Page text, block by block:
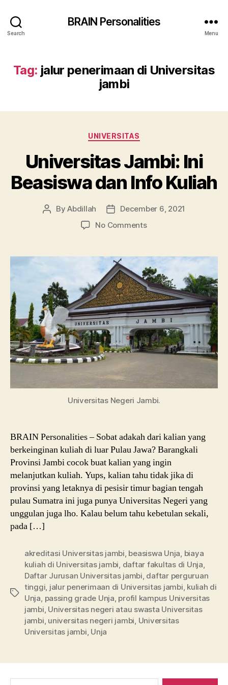
Search
BRAIN Personalities
Menu
Tag: jalur penerimaan di Universitas
jambi
Categories
UNIVERSITAS
Universitas Jambi: Ini
Beasiswa dan Info Kuliah
PostByAbdillah
Post
date
December 6, 2021
No Commentson
Ini
Beasiswa
dan
Info
Kuliah
Universitas Negeri Jambi.
BRAIN Personalities – Sobat adakah dari kalian yang
berkeinginan kuliah di luar Pulau Jawa? Barangkali
Provinsi Jambi cocok buat kalian yang ingin
melanjutkan kuliah. Yups, kalian tahu tidak jika di
provinsi yang letaknya di pesisir timur bagian tengah
pulau Sumatra ini juga punya Universitas Negeri yang
unggulan juga lho. Kalau belum tahu kebetulan sekali,
pada […]
Tags
akreditasi Universitas jambi, beasiswa Unja, biaya
kuliah di Universitas jambi, daftar fakultas di Unja,
Daftar Jurusan Universitas jambi, daftar perguruan
tinggi, jalur penerimaan di Universitas jambi, kuliah di
Unja, passing grade Unja, profil kampus Universitas
jambi, Universitas negeri atau swasta Universitas
jambi, universitas negeri jambi, Universitas
Universitas jambi, Unja